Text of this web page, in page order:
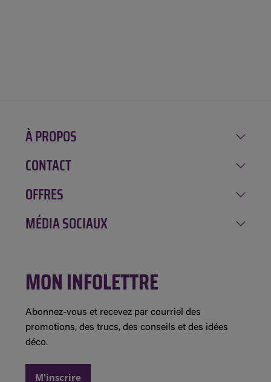
À PROPOS
Notre histoire
Location GAGNON
CONTACT
Amqui
Chénéville
Saint-Jean-sur-Richelieu
OFFRES
Rabais de la semaine
Détails des promotions
MÉDIA SOCIAUX
Instagram
MON INFOLETTRE
Abonnez-vous et recevez par courriel des
promotions, des trucs, des conseils et des idées
déco.
M'inscrire